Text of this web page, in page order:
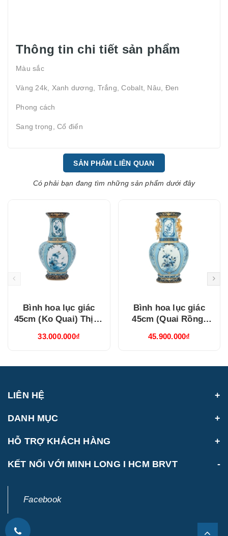
Thông tin chi tiết sản phẩm
Màu sắc
Vàng 24k, Xanh dương, Trắng, Cobalt, Nâu, Đen
Phong cách
Sang trọng, Cổ điển
SẢN PHẨM LIÊN QUAN
Có phải bạn đang tìm những sản phẩm dưới đây
Bình hoa lục giác
45cm (Ko Quai) Thịnh
(694557521)
33.000.000₫
Bình hoa lục giác
45cm (Quai Rồng)
Dương (694535521)
45.900.000₫
LIÊN HỆ
DANH MỤC
HỖ TRỢ KHÁCH HÀNG
KẾT NỐI VỚI MINH LONG I HCM BRVT
Facebook